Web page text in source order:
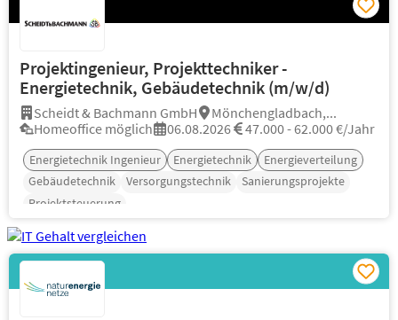
Projektingenieur, Projekttechniker -
Energietechnik, Gebäudetechnik (m/w/d)
Scheidt & Bachmann GmbH
Mönchengladbach,...
Homeoffice möglich
06.08.2026 47.000 - 62.000 €/Jahr
Energietechnik Ingenieur Energietechnik
Energieverteilung
Gebäudetechnik
Versorgungstechnik
Sanierungsprojekte
Projektsteuerung